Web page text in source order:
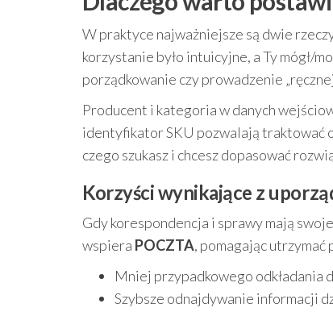
W praktyce najważniejsze są dwie
korzystanie było intuicyjne, a Ty mógł/
porządkowanie czy prowadzenie
Producent i kategoria w danych
identyfikator SKU pozwalają traktować
czego szukasz i chcesz dopasować
Korzyści wynikające z
Gdy korespondencja i sprawy mają
wspiera POCZTA, pomagając utrzymać
Mniej przypadkowego odkładania
Szybsze odnajdywanie informacji